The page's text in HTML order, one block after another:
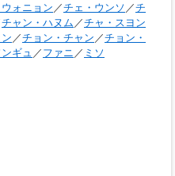
ォニョン ／チェ・ウンソ ／チ
チャン・ハヌム ／チャ・スヨン
／チョン・チャン ／チョン・
ギュ ／ ファニ ／ ミソ